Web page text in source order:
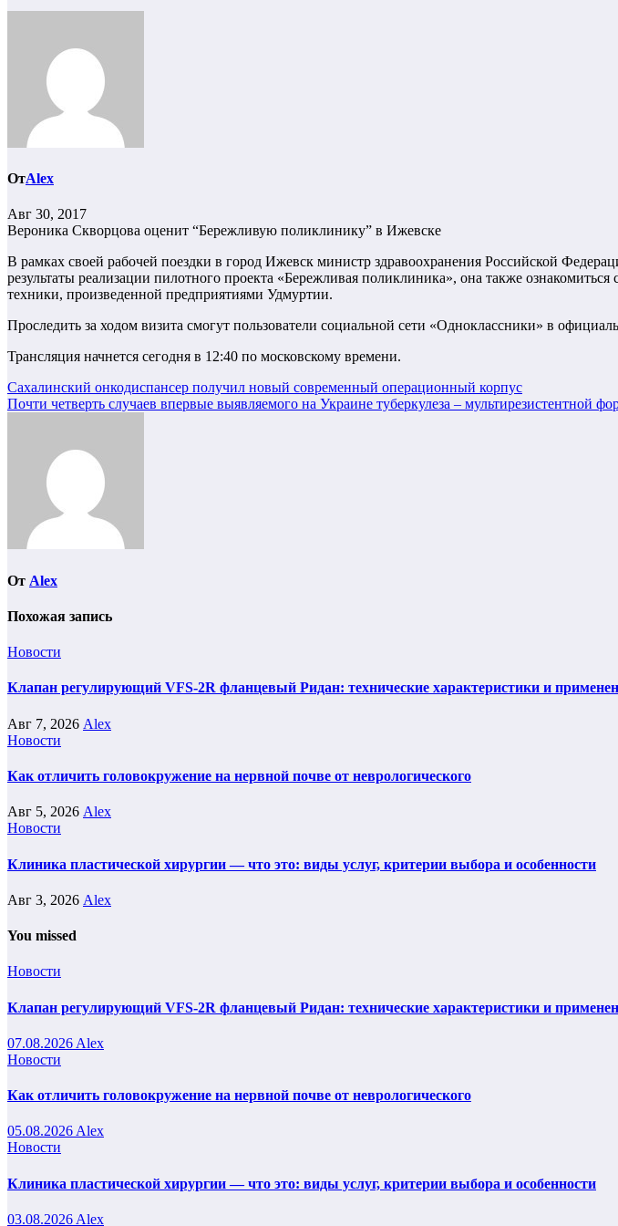
ОтAlex
Авг 30, 2017
Вероника Скворцова оценит “Бережливую поликлинику” в Ижевске
В рамках своей рабочей поездки в город Ижевск министр здравоохранения Российской
результаты реализации пилотного проекта «Бережливая поликлиника», она также
техники, произведенной предприятиями Удмуртии.
Проследить за ходом визита смогут пользователи социальной сети «Одноклассники» в
Трансляция начнется сегодня в 12:40 по московскому времени.
Навигация
по
Сахалинский онкодиспансер получил новый современный операционный корпус
Почти четверть случаев впервые выявляемого на Украине туберкулеза – мультирезистентной
От Alex
Похожая запись
Новости
Клапан регулирующий VFS-2R фланцевый Ридан: технические характеристики и
Авг 7, 2026 Alex
Новости
Как отличить головокружение на нервной почве от неврологического
Авг 5, 2026 Alex
Новости
Клиника пластической хирургии — что это: виды услуг, критерии выбора и особенности
Авг 3, 2026 Alex
You missed
Новости
Клапан регулирующий VFS-2R фланцевый Ридан: технические характеристики и
07.08.2026 Alex
Новости
Как отличить головокружение на нервной почве от неврологического
05.08.2026 Alex
Новости
Клиника пластической хирургии — что это: виды услуг, критерии выбора и особенности
03.08.2026 Alex